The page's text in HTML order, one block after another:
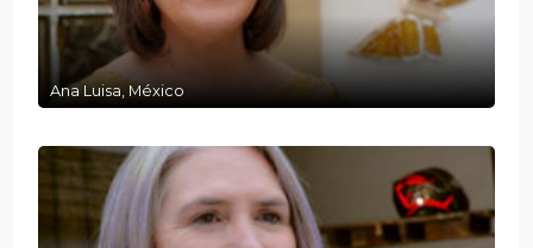
Ana Luisa, México